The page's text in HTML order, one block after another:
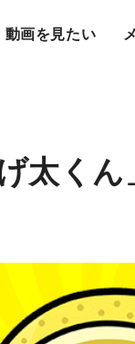
動画を見たい
太く